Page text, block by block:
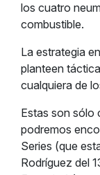
los cuatro
combustible.
La estrategia
planteen
cualquiera de
Estas son sólo
podremos
Series (que
Rodríguez del